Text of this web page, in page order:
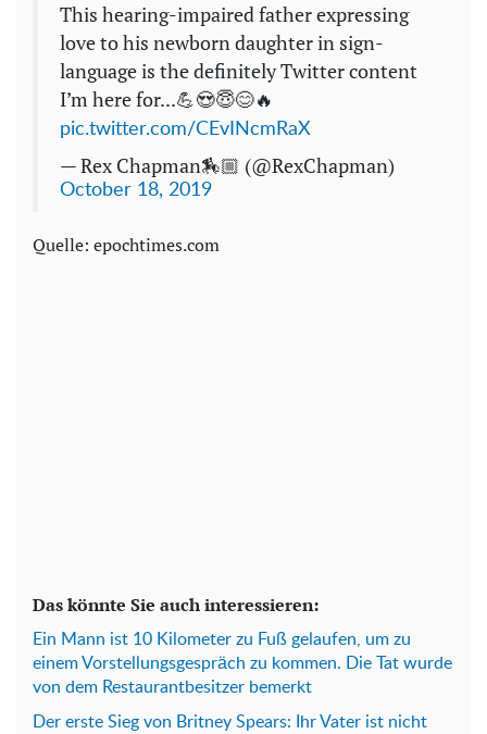
This hearing-impaired father expressing
love to his newborn daughter in sign-
language is the definitely Twitter content
I’m here for...💪😍😇😊🔥
pic.twitter.com/CEvINcmRaX
— Rex Chapman🏇🏼 (@RexChapman)
October 18, 2019
Quelle: epochtimes.com
Das könnte Sie auch interessieren:
Ein Mann ist 10 Kilometer zu Fuß gelaufen, um zu
einem Vorstellungsgespräch zu kommen. Die Tat wurde
von dem Restaurantbesitzer bemerkt
Der erste Sieg von Britney Spears: Ihr Vater ist nicht